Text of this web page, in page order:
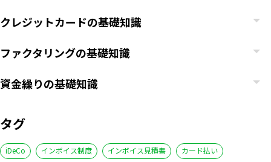
クレジットカードの基礎知識
ファクタリングの基礎知識
資金繰りの基礎知識
タグ
iDeCo インボイス制度 インボイス見積書
カード払い